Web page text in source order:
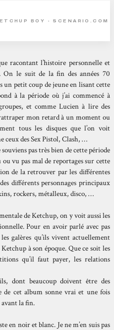
BOY - SCENARIO.COM
racontant l’histoire personnelle et
On le suit de la fin des années 70
un petit coup de jeune en lisant cette
à la période où j’ai commencé à
et comme Lucien à lire des
mon retard à un moment ou
tous les disques que l’on voit
ceux des Sex Pistol, Clash, …
pas très bien de cette période
vu pas mal de reportages sur cette
de la retrouver par les différentes
différents personnages principaux
rockers, métalleux, disco, …
de Ketchup, on y voit aussi les
Pour en avoir parlé avec pas
galères qu’ils vivent actuellement
à son époque. Que ce soit les
qu’il faut payer, les relations
dont beaucoup doivent être des
de cet album sonne vrai et une fois
avant la fin.
en noir et blanc. Je ne m’en suis pas